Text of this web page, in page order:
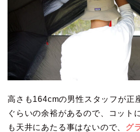
高さも164cmの男性スタッフが正
ぐらいの余裕があるので、コット
も天井にあたる事はないので、 グ